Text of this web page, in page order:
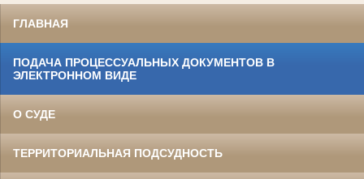
ГЛАВНАЯ
ПОДАЧА ПРОЦЕССУАЛЬНЫХ ДОКУМЕНТОВ В
ЭЛЕКТРОННОМ ВИДЕ
О СУДЕ
ТЕРРИТОРИАЛЬНАЯ ПОДСУДНОСТЬ